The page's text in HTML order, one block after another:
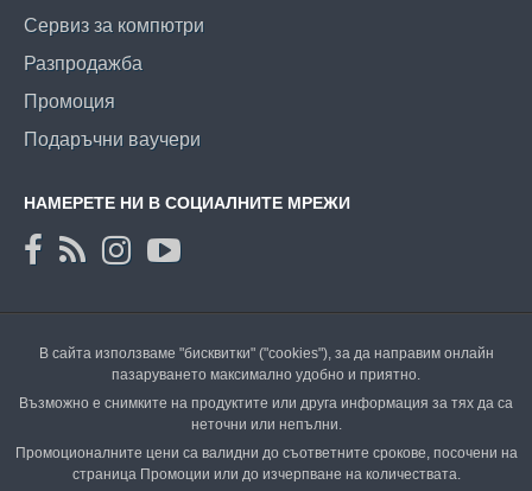
Сервиз за компютри
Разпродажба
Промоция
Подаръчни ваучери
НАМЕРЕТЕ НИ В СОЦИАЛНИТЕ МРЕЖИ
В сайта използваме "бисквитки" ("cookies"), за да направим онлайн
пазаруването максимално удобно и приятно.
Възможно е снимките на продуктите или друга информация за тях да са
неточни или непълни.
Промоционалните цени са валидни до съответните срокове, посочени на
страница Промоции или до изчерпване на количествата.